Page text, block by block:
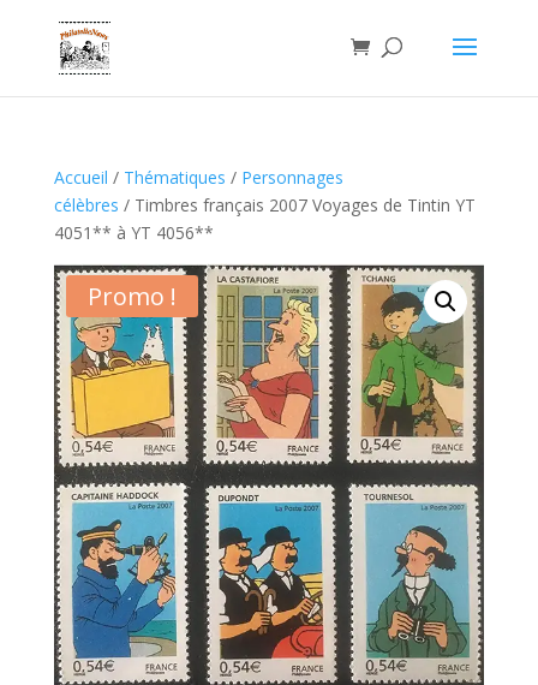
Accueil / Thématiques / Personnages
célèbres / Timbres français 2007 Voyages de Tintin YT
4051** à YT 4056**
Promo !